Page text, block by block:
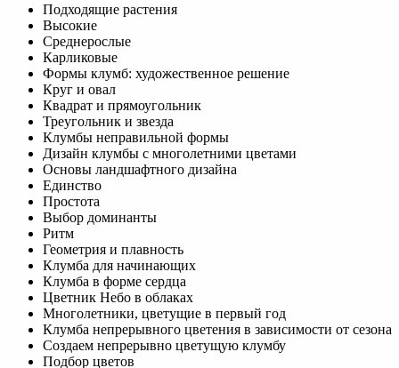
Подходящие растения
Высокие
Среднерослые
Карликовые
Формы клумб: художественное решение
Круг и овал
Квадрат и прямоугольник
Треугольник и звезда
Клумбы неправильной формы
Дизайн клумбы с многолетними цветами
Основы ландшафтного дизайна
Единство
Простота
Выбор доминанты
Ритм
Геометрия и плавность
Клумба для начинающих
Клумба в форме сердца
Цветник Небо в облаках
Многолетники, цветущие в первый год
Клумба непрерывного цветения в зависимости от сезона
Создаем непрерывно цветущую клумбу
Подбор цветов